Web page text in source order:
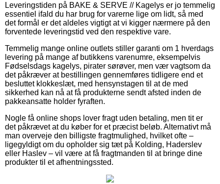
Leveringstiden på BAKE & SERVE // Kagelys er jo temmelig
essentiel ifald du har brug for varerne lige om lidt, så med
det formål er det aldeles vigtigt at vi kigger nærmere på den
forventede leveringstid ved den respektive vare.
Temmelig mange online outlets stiller garanti om 1 hverdags
levering på mange af butikkens varenumre, eksempelvis
Fødselsdags kagelys, pirater sørøver, men vær vagtsom da
det påkræver at bestillingen gennemføres tidligere end et
besluttet klokkeslæt, med hensynstagen til at de med
sikkerhed kan nå at få produkterne sendt afsted inden de
pakkeansatte holder fyraften.
Nogle få online shops lover fragt uden betaling, men tit er
det påkrævet at du køber for et præcist beløb. Alternativt må
man overveje den billigste fragtmulighed, hvilket ofte –
ligegyldigt om du opholder sig tæt på Kolding, Haderslev
eller Haslev – vil være at få fragtmanden til at bringe dine
produkter til et afhentningssted.